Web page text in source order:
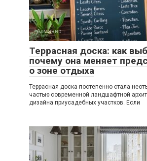
Армавир
Террасная доска: как
почему она меняет
о зоне отдыха
Террасная доска постепенно стала
частью современной ландшафтной
дизайна приусадебных участков. Если